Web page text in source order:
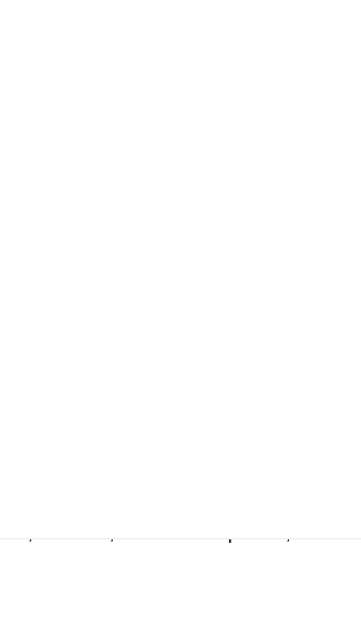
und unterwegs ist. Einige
auch der Sachsenwald.
Diese Region stellt als
Hoisdorf, Siek und Stapelfeld, sowie